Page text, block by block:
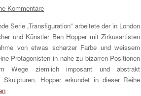
Kommentare
Serie „Transfiguration“ arbeitete der in London
und Künstler Ben Hopper mit Zirkusartisten
von etwas scharzer Farbe und weissem
Protagonisten in nahe zu bizarren Positionen
Wege ziemlich imposant und abstrakt
Skulpturen. Hopper erkundet in dieser Reihe